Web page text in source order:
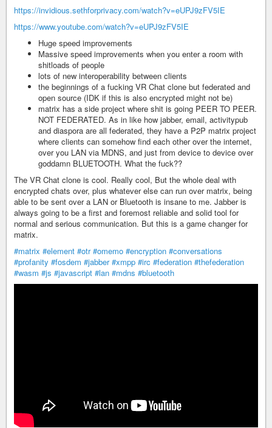
https://invidious.sethforprivacy.com/watch?v=eUPJ9zFV5IE
https://www.youtube.com/watch?v=eUPJ9zFV5IE
Huge speed improvements
Massive speed improvements when you enter a room with
shitloads of people
lots of new interoperability between clients
the beginnings of a fucking VR Chat clone but federated and
open source (IDK if this is also encrypted might not be)
matrix has a side project where shit is going PEER TO PEER.
NOT FEDERATED. As in like how jabber, email, activitypub
and diaspora are all federated, they have a P2P matrix project
where clients can somehow find each other over the internet,
over you LAN via MDNS, and just from device to device over
goddamn BLUETOOTH. What the fuck??
The VR Chat clone is cool. Really cool, But the whole deal with
encrypted chats over, plus whatever else can run over matrix, being
able to be sent over a LAN or Bluetooth is insane to me. Jabber is
always going to be a first and foremost reliable and solid tool for
normal and serious communication. But this is a game changer for
matrix.
#matrix #element #otr #omemo #encryption #conversations
#profanity #fosdem #jabber #xmpp #irc #federation #thefederation
#wasm #js #javascript #lan #mdns #bluetooth